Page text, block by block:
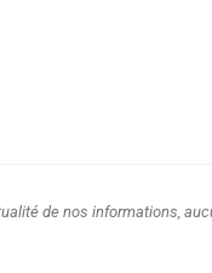
de nos informations,